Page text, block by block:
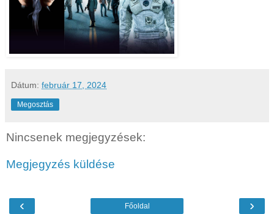
Dátum: február 17, 2024
Megosztás
Nincsenek megjegyzések:
Megjegyzés küldése
‹ ›
Főoldal